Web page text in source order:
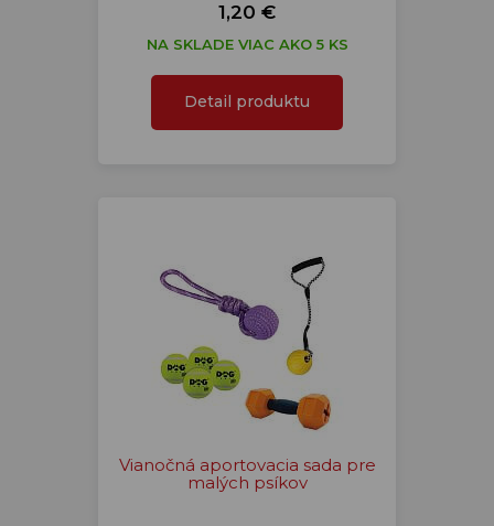
1,20 €
NA SKLADE VIAC AKO 5 KS
Detail produktu
Vianočná aportovacia sada pre
malých psíkov